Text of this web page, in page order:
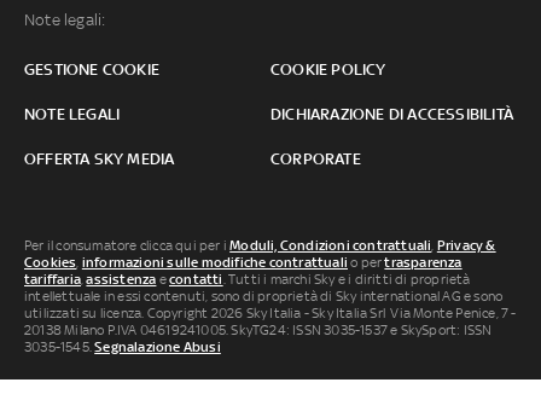
Note legali:
GESTIONE COOKIE COOKIE POLICY
NOTE LEGALI DICHIARAZIONE DI ACCESSIBILITÀ
OFFERTA SKY MEDIA CORPORATE
Per il consumatore clicca qui per iModuli, Condizioni contrattuali, Privacy &
Cookies, informazioni sulle modifiche contrattuali o pertrasparenza
tariffaria,assistenza econtatti. Tutti i marchi Sky e i diritti di proprietà
intellettuale in essi contenuti, sono di proprietà di Sky international AG e sono
utilizzati su licenza. Copyright 2026 Sky Italia - Sky Italia Srl Via Monte Penice, 7 -
20138 Milano P.IVA 04619241005. SkyTG24: ISSN 3035-1537 e SkySport: ISSN
3035-1545.Segnalazione Abusi